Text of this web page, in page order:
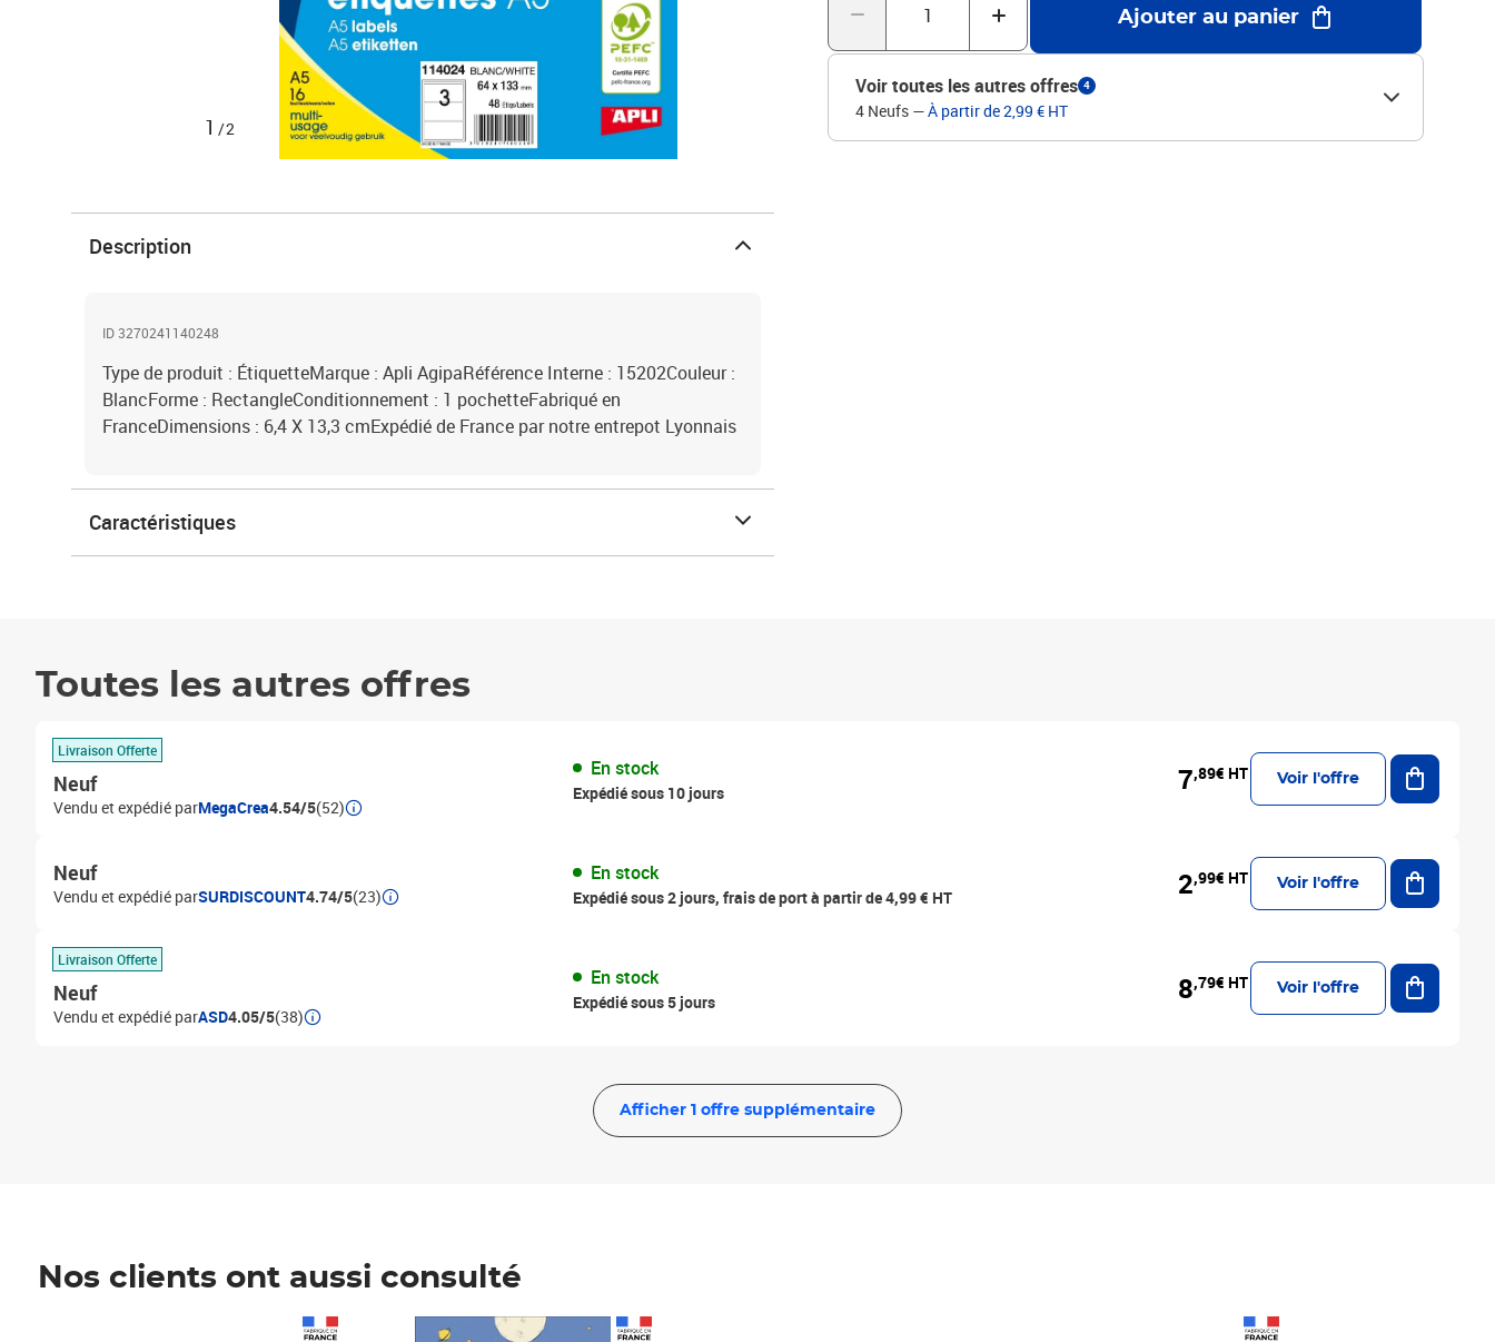
1 /2
Ajouter au panier
Voir toutes les autres offres 4
4 Neufs —À partir de 2,99 € HT
Description
ID 3270241140248
Type de produit : ÉtiquetteMarque : Apli AgipaRéférence Interne : 15202Couleur :
BlancForme : RectangleConditionnement : 1 pochetteFabriqué en
FranceDimensions : 6,4 X 13,3 cmExpédié de France par notre entrepot Lyonnais
Caractéristiques
Toutes les autres offres
Livraison Offerte
Neuf
Vendu et expédié parMegaCrea4.54/5(52)
En stock
Expédié sous 10 jours 7,89€ HT Voir l'offre
Ajouter
Neuf
Vendu et expédié parSURDISCOUNT4.74/5(23)
En stock
Expédié sous 2 jours, frais de port à partir de 4,99 € HT 2,99€ HT Voir l'offre
Ajouter
Livraison Offerte
Neuf
Vendu et expédié parASD4.05/5(38)
En stock
Expédié sous 5 jours 8,79€ HT Voir l'offre
Ajouter
Afficher 1 offre supplémentaire
Nos clients ont aussi consulté
Prix 6,25€ HT